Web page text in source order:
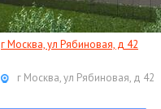
г Москва, ул Рябиновая, д 42
г Москва, ул Рябиновая, д 42